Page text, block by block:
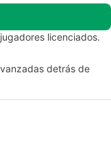
licenciados.
detrás de